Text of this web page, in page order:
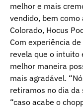
melhor e mais
vendido, bem como
Colorado, Hocus
Com experiência
revela que o intuito
melhor maneira
mais agradável.
retiramos no dia da
“caso acabe o